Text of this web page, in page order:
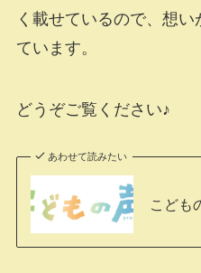
く載せているので、想
ています。
どうぞご覧ください♪
あわせて読みたい
こども